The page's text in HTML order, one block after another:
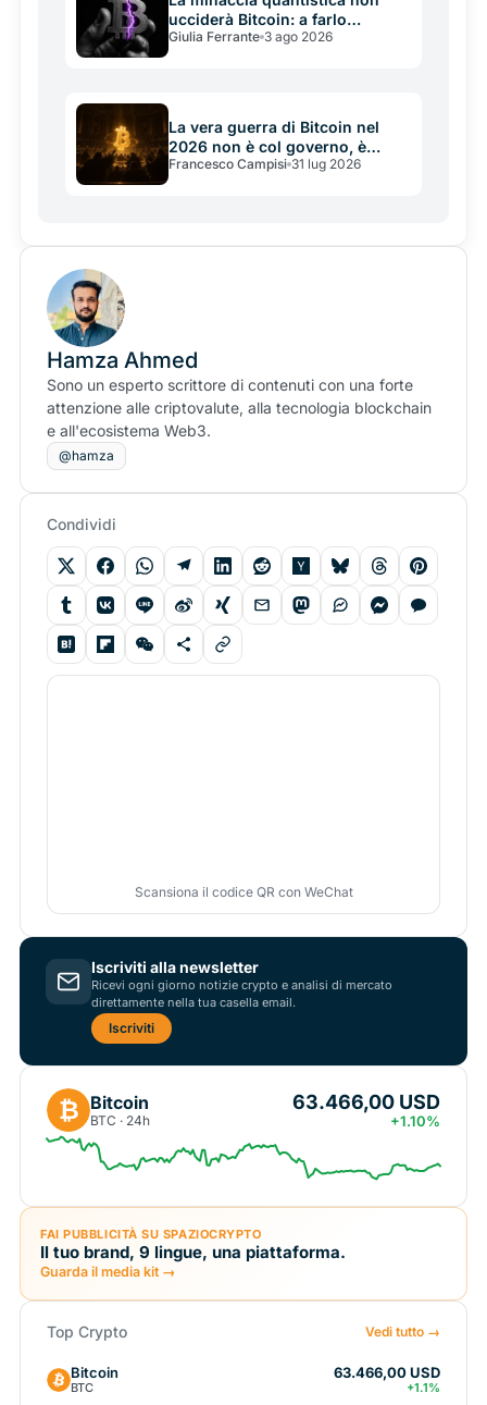
ucciderà Bitcoin: a farlo
potrebbe essere la sua
Giulia Ferrante 3 ago 2026
La vera guerra di Bitcoin nel
2026 non è col governo, è
civile: Saylor dichiara le sue
Francesco Campisi 31 lug 2026
Hamza Ahmed
Sono un esperto scrittore di contenuti con una forte
attenzione alle criptovalute, alla tecnologia blockchain
e all'ecosistema Web3.
@hamza
Condividi
Scansiona il codice QR con WeChat
Iscriviti alla newsletter
Ricevi ogni giorno notizie crypto e analisi di mercato
direttamente nella tua casella email.
Iscriviti
₿ Bitcoin
BTC · 24h
63.466,00 USD
+1.10%
FAI PUBBLICITÀ SU SPAZIOCRYPTO
Il tuo brand, 9 lingue, una piattaforma.
Guarda il media kit →
Top Crypto Vedi tutto →
Bitcoin
BTC
63.466,00 USD
+1.1%